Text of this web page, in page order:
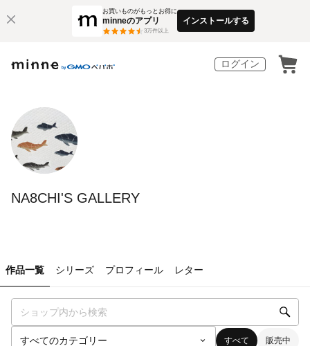
お買いものがもっとお得に
minneのアプリ
3万件以上
インストールする
ログイン
NA8CHI'S GALLERY
作品一覧 シリーズ プロフィール レター
すべて 販売中